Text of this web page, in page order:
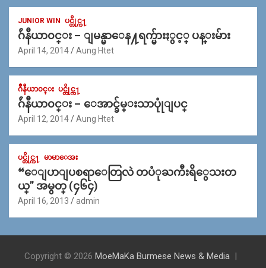
JUNIOR WIN ပင္တိုင္က႑
ဂ်ဴနီယာ၀င္း – ျမန္မာေန႔ရက္မ်ားႏွင့္ ပန္းမ်ား
April 14, 2014 Aung Htet
ဂ်ဳနီယာ၀င္း ပင္တိုင္က႑
ဂ်ဴနီယာ၀င္း – ေအာင္ခ်မ္းသာပုုံျပင္
April 12, 2014 Aung Htet
ပင္တိုင္က႑ မာမာေအး
“ေျပာျပစရာေတြလဲ တပံုႀကီးရိွေသးတ
ယ္” အမွတ္ (၄၆၄)
April 16, 2013 admin
Copyright © 2026 MoeMaKa Burmese News & Media